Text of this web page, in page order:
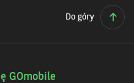
Do góry
GOmobile